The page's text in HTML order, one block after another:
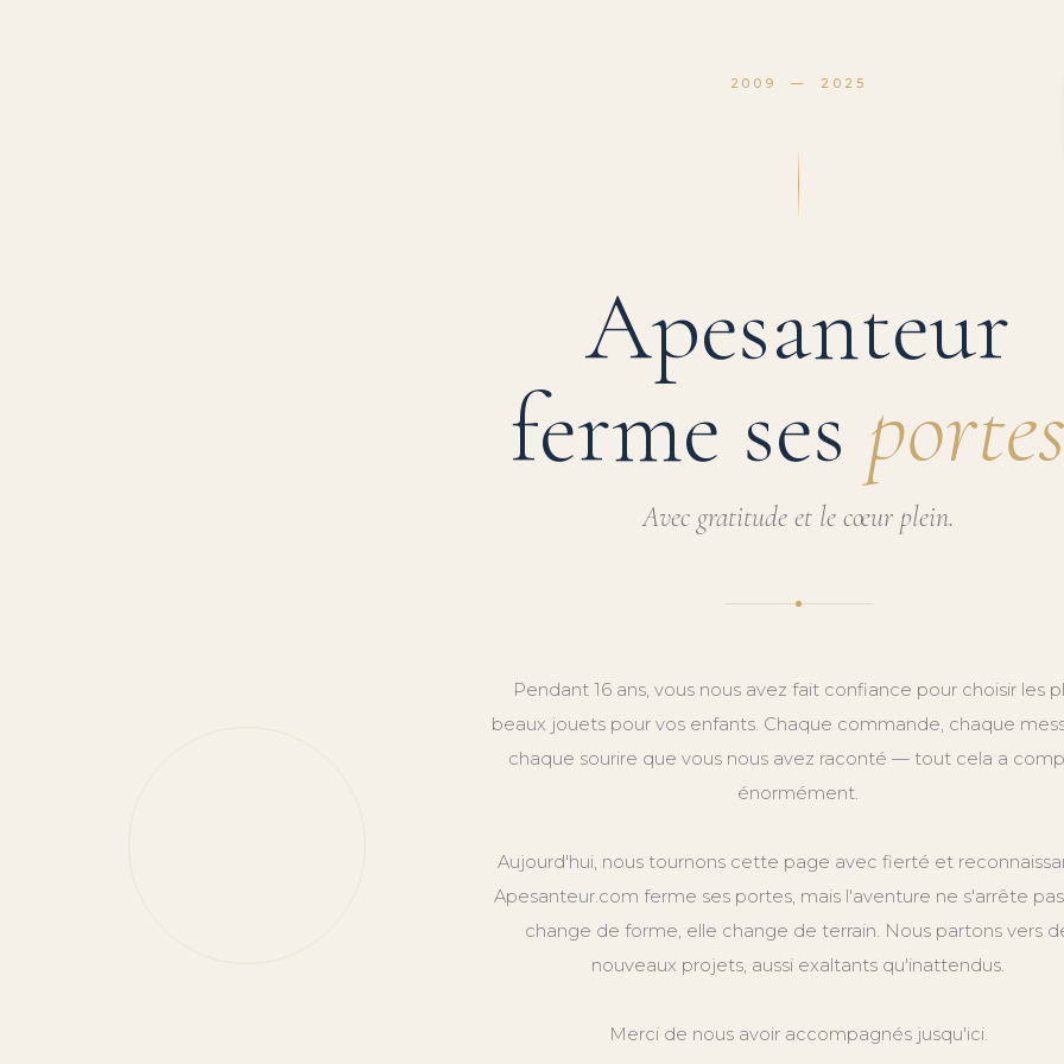
2009 — 2025
Apesanteur
ferme ses
Avec gratitude et le cœur plein.
Pendant 16 ans, vous nous avez fait confiance pour choisir les
beaux jouets pour vos enfants. Chaque commande, chaque
chaque sourire que vous nous avez raconté — tout cela a
énormément.
Aujourd'hui, nous tournons cette page avec fierté et
Apesanteur.com ferme ses portes, mais l'aventure ne s'arrête
change de forme, elle change de terrain. Nous partons vers
nouveaux projets, aussi exaltants qu'inattendus.
Merci de nous avoir accompagnés jusqu'ici.